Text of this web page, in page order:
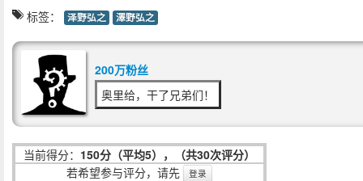
标签： 泽野弘之 澤野弘之
200万粉丝
奥里给，干了兄弟们！
当前得分： 150分（平均5），（共30次评分）
若希望参与评分，请先
登录